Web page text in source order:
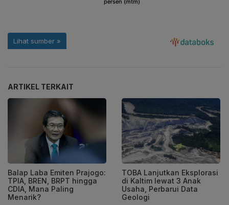
ARTIKEL TERKAIT
Balap Laba Emiten Prajogo:
TPIA, BREN, BRPT hingga
CDIA, Mana Paling
Menarik?
TOBA Lanjutkan Eksplorasi
di Kaltim lewat 3 Anak
Usaha, Perbarui Data
Geologi